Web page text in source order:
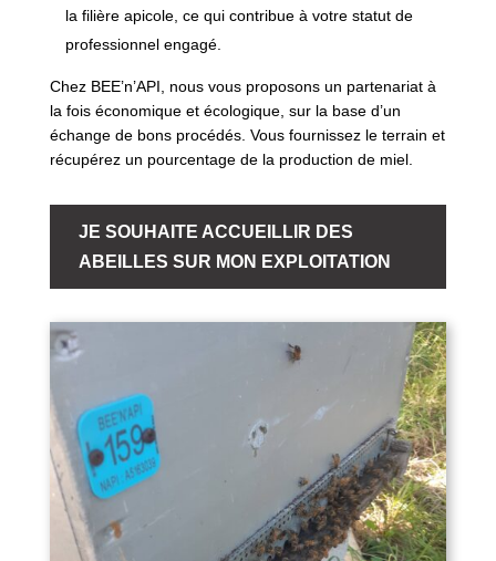
la filière apicole, ce qui contribue à votre statut de
professionnel engagé.
Chez BEE’n’API, nous vous proposons un partenariat à
la fois économique et écologique, sur la base d’un
échange de bons procédés. Vous fournissez le terrain et
récupérez un pourcentage de la production de miel.
JE SOUHAITE ACCUEILLIR DES
ABEILLES SUR MON EXPLOITATION